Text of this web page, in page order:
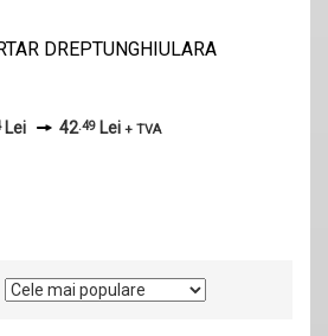
DREPTUNGHIULARA
Lei 42.49 Lei + TVA